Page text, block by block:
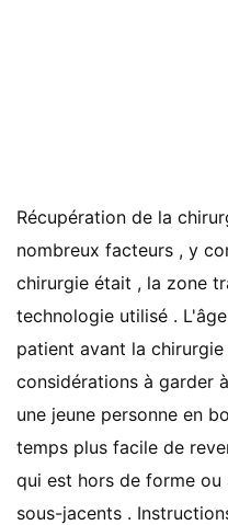
Récupération de la
nombreux facteurs , y
chirurgie était , la zone
technologie utilisé .
patient avant la
considérations à garder
une jeune personne en
temps plus facile de
qui est hors de forme
sous-jacents .